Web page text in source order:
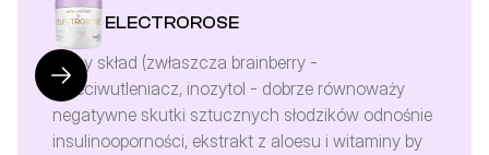
ELECTROROSE
Fajny skład (zwłaszcza brainberry -
przeciwutleniacz, inozytol - dobrze równoważy
negatywne skutki sztucznych słodzików odnośnie
insulinooporności, ekstrakt z aloesu i witaminy by